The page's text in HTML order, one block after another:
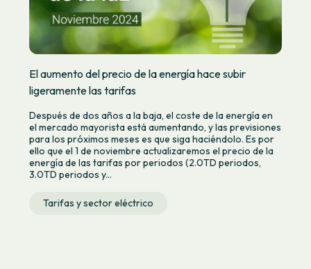
El aumento del precio de la energía hace subir
ligeramente las tarifas
Después de dos años a la baja, el coste de la energía en
el mercado mayorista está aumentando, y las previsiones
para los próximos meses es que siga haciéndolo. Es por
ello que el 1 de noviembre actualizaremos el precio de la
energía de las tarifas por periodos (2.0TD periodos,
3.0TD periodos y...
Tarifas y sector eléctrico